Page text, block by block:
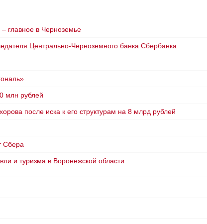
главное в Черноземье
Центрально-Черноземного банка Сбербанка
млн рублей
после иска к его структурам на 8 млрд рублей
Сбера
и туризма в Воронежской области